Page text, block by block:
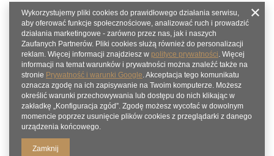
Wykorzystujemy pliki cookies do prawidłowego działania serwisu,
aby oferować funkcje społecznościowe, analizować ruch i prowadzić
działania marketingowe - zarówno przez nas, jak i naszych
Zaufanych Partnerów. Pliki cookies służą również do personalizacji
reklam. Więcej informacji znajdziesz w polityce prywatności. Więcej
informacji na temat warunków i prywatności można znaleźć także na
stronie Prywatność i warunki Google. Akceptacja tego komunikatu
oznacza zgodę na ich zapisywanie na Twoim komputerze. Możesz
określić warunki przechowywania lub dostępu do nich klikając w
zakładkę „Konfiguracja zgód”. Zgodę możesz wycofać w dowolnym
momencie poprzez usunięcie plików cookies z przeglądarki z danego
urządzenia końcowego.
Zamknij